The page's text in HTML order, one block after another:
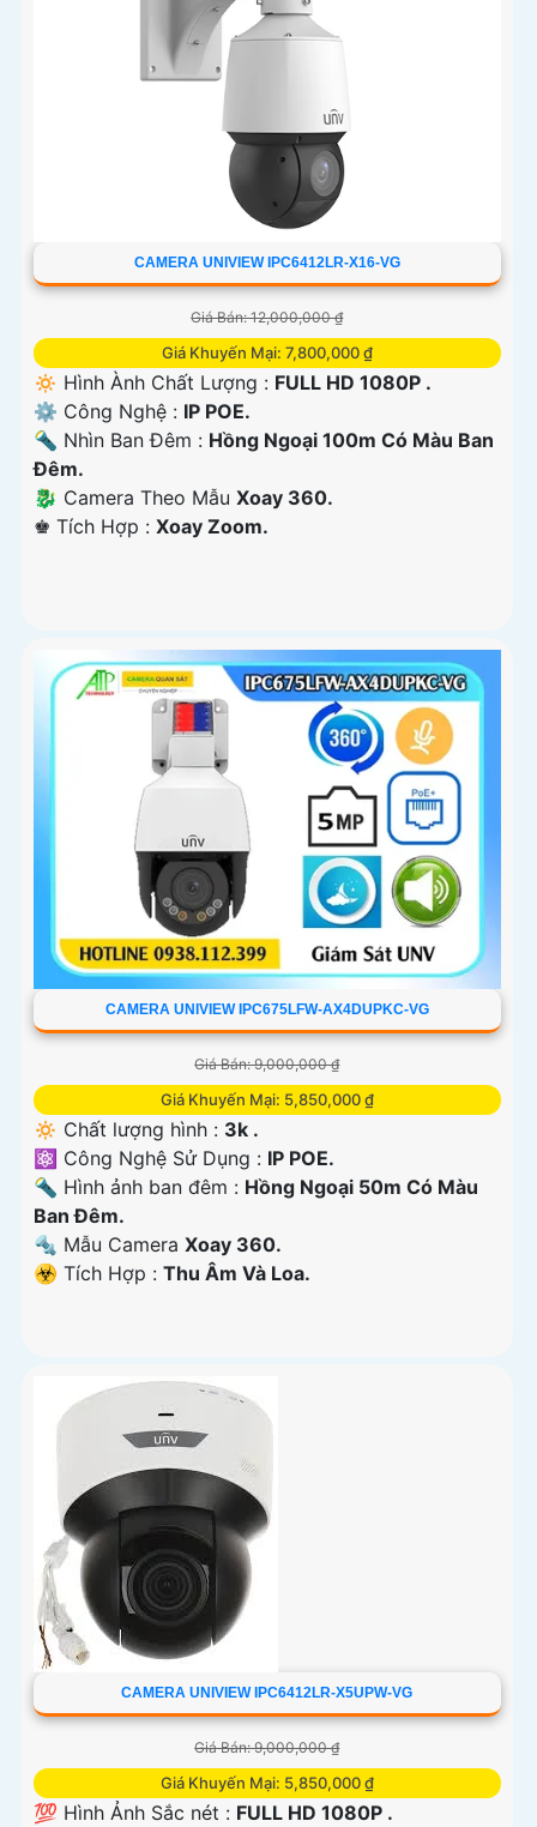
CAMERA UNIVIEW IPC6412LR-X16-VG
Giá Bán: 12,000,000 ₫
Giá Khuyến Mại: 7,800,000 ₫
🔅 Hình Ành Chất Lượng : FULL HD 1080P .
⚙ Công Nghệ : IP POE.
🔦 Nhìn Ban Đêm : Hồng Ngoại 100m Có Màu Ban
Ðêm.
🐉️ Camera Theo Mẫu Xoay 360.
️♚ Tích Hợp : Xoay Zoom.
CAMERA UNIVIEW IPC675LFW-AX4DUPKC-VG
Giá Bán: 9,000,000 ₫
Giá Khuyến Mại: 5,850,000 ₫
🔅 Chất lượng hình : 3k .
⚛️ Công Nghệ Sử Dụng : IP POE.
🔦 Hình ảnh ban đêm : Hồng Ngoại 50m Có Màu
Ban Ðêm.
🔩 Mẫu Camera Xoay 360.
️☣️ Tích Hợp : Thu Âm Và Loa.
CAMERA UNIVIEW IPC6412LR-X5UPW-VG
Giá Bán: 9,000,000 ₫
Giá Khuyến Mại: 5,850,000 ₫
💯 Hình Ảnh Sắc nét : FULL HD 1080P .